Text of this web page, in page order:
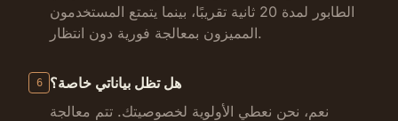
الطابور لمدة 20 ثانية تقريبًا، بينما يتمتع المستخدمون
المميزون بمعالجة فورية دون انتظار.
6
هل تظل بياناتي خاصة؟
نعم، نحن نعطي الأولوية لخصوصيتك. تتم معالجة